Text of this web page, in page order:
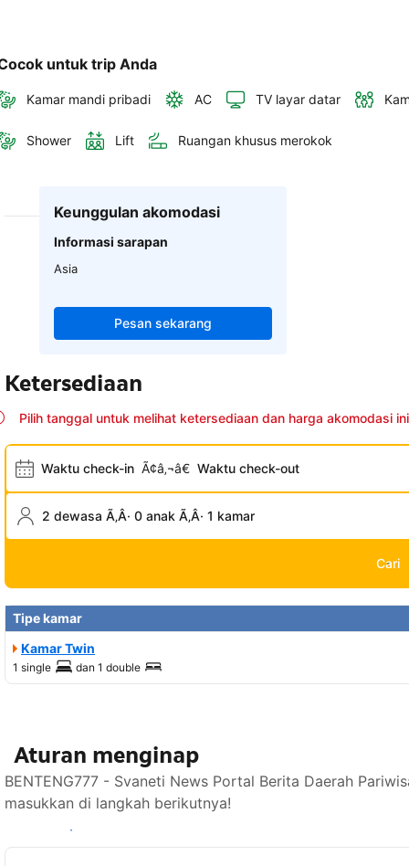
untuk trip Anda
Kamar mandi pribadi AC TV layar datar
Shower Lift Ruangan khusus merokok
Keunggulan akomodasi
Informasi sarapan
Asia
Pesan sekarang
Ketersediaan
Pilih tanggal untuk melihat ketersediaan dan harga akomodasi ini
Waktu check-in Ã¢â‚¬â€ Waktu check-out
2 dewasa Ã‚Â· 0 anak Ã‚Â· 1 kamar
Cari
Tipe kamar
Kamar Twin
1 single dan 1 double
Aturan menginap
BENTENG777 - Svaneti News Portal Berita Daerah
masukkan di langkah berikutnya!
Lihat ketersediaan